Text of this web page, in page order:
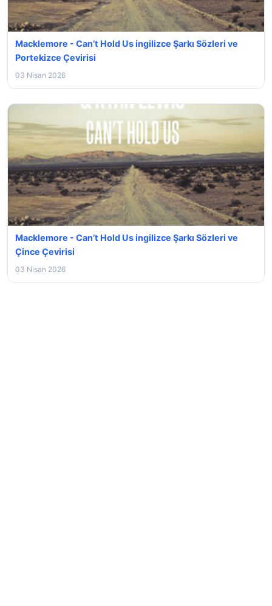
Macklemore - Can’t Hold Us ingilizce Şarkı Sözleri ve
Portekizce Çevirisi
03 Nisan 2026
Macklemore - Can’t Hold Us ingilizce Şarkı Sözleri ve
Çince Çevirisi
03 Nisan 2026